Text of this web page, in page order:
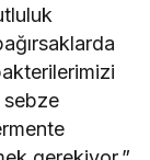
sebze